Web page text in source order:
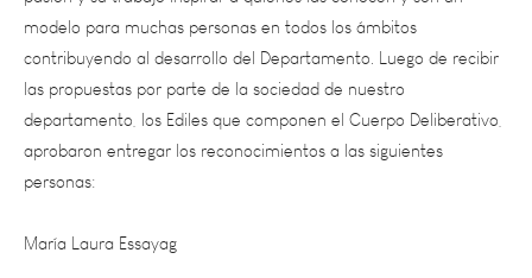
las propuestas por parte de la sociedad de nuestro
departamento, los Ediles que componen el Cuerpo Deliberativo,
aprobaron entregar los reconocimientos a las siguientes
personas:
María Laura Essayag